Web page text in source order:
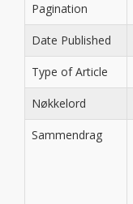
Pagination
Date Published
Type of Article
Nøkkelord
Sammendrag